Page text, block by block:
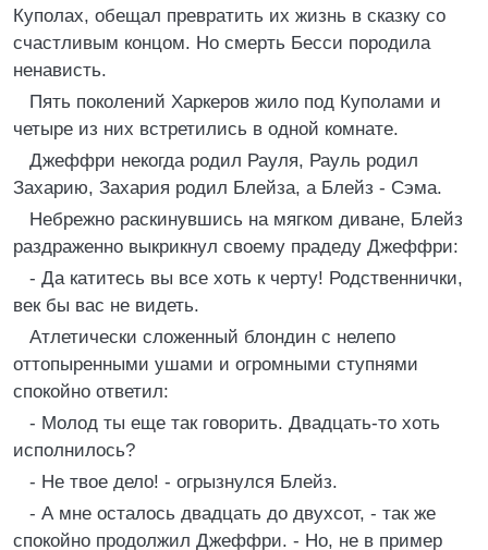
Куполах, обещал превратить их жизнь в сказку со
счастливым концом. Но смерть Бесси породила
ненависть.
Пять поколений Харкеров жило под Куполами и
четыре из них встретились в одной комнате.
Джеффри некогда родил Рауля, Рауль родил
Захарию, Захария родил Блейза, а Блейз - Сэма.
Небрежно раскинувшись на мягком диване, Блейз
раздраженно выкрикнул своему прадеду Джеффри:
- Да катитесь вы все хоть к черту! Родственнички,
век бы вас не видеть.
Атлетически сложенный блондин с нелепо
оттопыренными ушами и огромными ступнями
спокойно ответил:
- Молод ты еще так говорить. Двадцать-то хоть
исполнилось?
- Не твое дело! - огрызнулся Блейз.
- А мне осталось двадцать до двухсот, - так же
спокойно продолжил Джеффри. - Но, не в пример